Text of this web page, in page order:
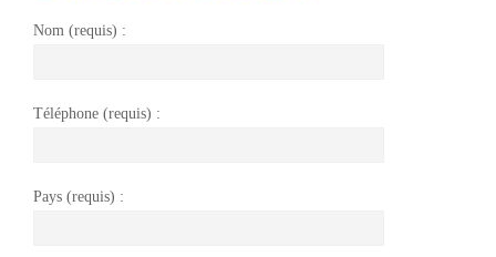
Nom (requis) :
Téléphone (requis) :
Pays (requis) :